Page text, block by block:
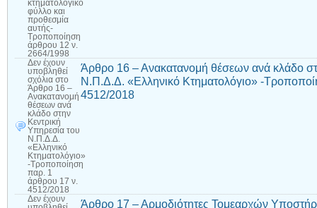
κτηματολογικό
φύλλο και
προθεσμία
αυτής-
Τροποποίηση
άρθρου 12 ν.
2664/1998
Δεν έχουν
υποβληθεί
σχόλια στο
Άρθρο 16 –
Ανακατανομή
θέσεων ανά
κλάδο στην
Κεντρική
Υπηρεσία του
Ν.Π.Δ.Δ.
«Ελληνικό
Κτηματολόγιο»
-Τροποποίηση
παρ. 1
άρθρου 17 ν.
4512/2018
Άρθρο 16 – Ανακατανομή θέσεων ανά κλάδο
Ν.Π.Δ.Δ. «Ελληνικό Κτηματολόγιο» -
4512/2018
Δεν έχουν
Άρθρο 17 – Αρμοδιότητες Τομεαρχών